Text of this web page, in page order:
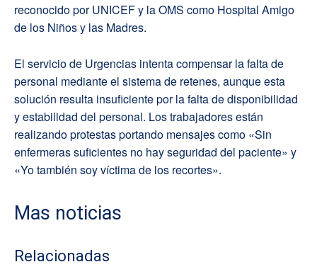
reconocido por UNICEF y la OMS como Hospital Amigo
de los Niños y las Madres.
El servicio de Urgencias intenta compensar la falta de
personal mediante el sistema de retenes, aunque esta
solución resulta insuficiente por la falta de disponibilidad
y estabilidad del personal. Los trabajadores están
realizando protestas portando mensajes como «Sin
enfermeras suficientes no hay seguridad del paciente» y
«Yo también soy víctima de los recortes».
Mas noticias
Relacionadas